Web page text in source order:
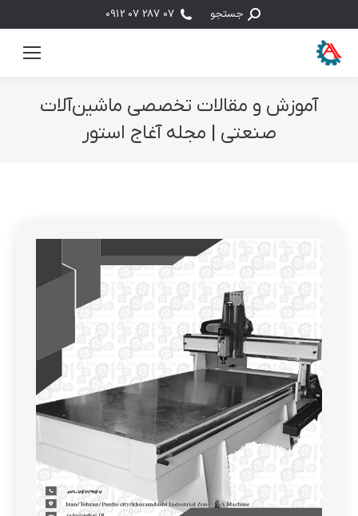
جستجو:جستجو 07 287 07 0912
آموزش و مقالات تخصصی ماشین‌آلات
صنعتی | مجله آغاج استور